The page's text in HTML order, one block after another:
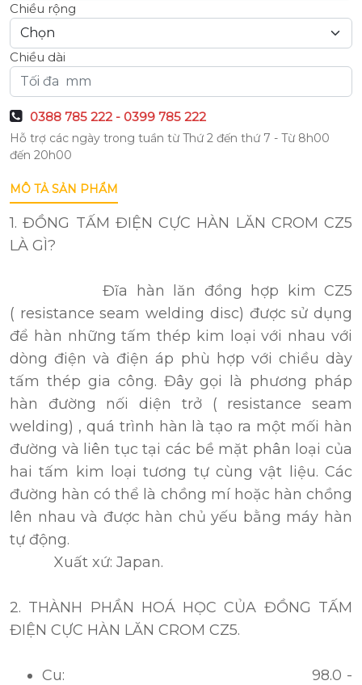
Chiều rộng
Chiều dài
0388 785 222 - 0399 785 222
Hỗ trợ các ngày trong tuần từ Thứ 2 đến thứ 7 - Từ 8h00
đến 20h00
MÔ TẢ SẢN PHẨM
1. ĐỒNG TẤM ĐIỆN CỰC HÀN LĂN CROM CZ5
LÀ GÌ?
Đĩa hàn lăn đồng hợp kim CZ5
( resistance seam welding disc) được sử dụng
để hàn những tấm thép kim loại với nhau với
dòng điện và điện áp phù hợp với chiều dày
tấm thép gia công. Đây gọi là phương pháp
hàn đường nối diện trở ( resistance seam
welding) , quá trình hàn là tạo ra một mối hàn
đường và liên tục tại các bề mặt phân loại của
hai tấm kim loại tương tự cùng vật liệu. Các
đường hàn có thể là chồng mí hoặc hàn chồng
lên nhau và được hàn chủ yếu bằng máy hàn
tự động.
Xuất xứ: Japan.
2. THÀNH PHẦN HOÁ HỌC CỦA ĐỒNG TẤM
ĐIỆN CỰC HÀN LĂN CROM CZ5.
Cu: 98.0 -